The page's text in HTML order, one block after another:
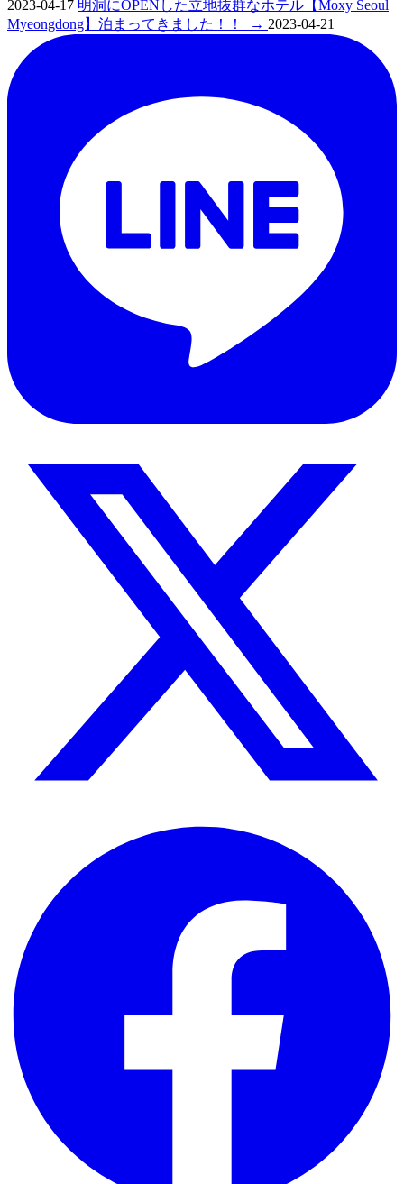
2023-04-17 明洞にOPENした立地抜群なホテル【Moxy Seoul
Myeongdong】泊まってきました！！
→ 2023-04-21